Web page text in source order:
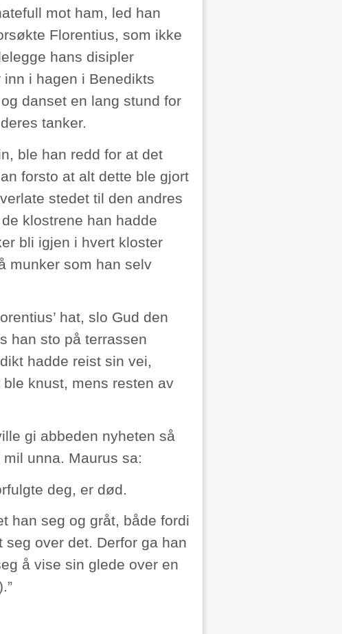
mot ham, led han
Florentius, som ikke
hans disipler
i hagen i Benedikts
danset en lang stund for
tanker.
ble han redd for at det
forsto at alt dette ble gjort
stedet til den andres
klostrene han hadde
bli igjen i hvert kloster
munker som han selv
hat, slo Gud den
han sto på terrassen
hadde reist sin vei,
knust, mens resten av
gi abbeden nyheten så
unna. Maurus sa:
deg, er død.
han seg og gråt, både fordi
over det. Derfor ga han
å vise sin glede over en